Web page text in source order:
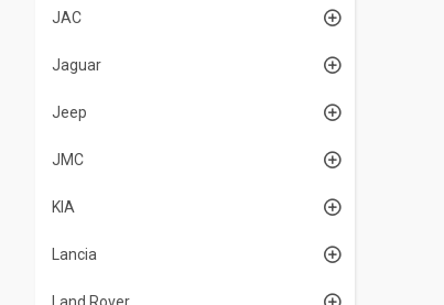
JAC
Jaguar
Jeep
JMC
KIA
Lancia